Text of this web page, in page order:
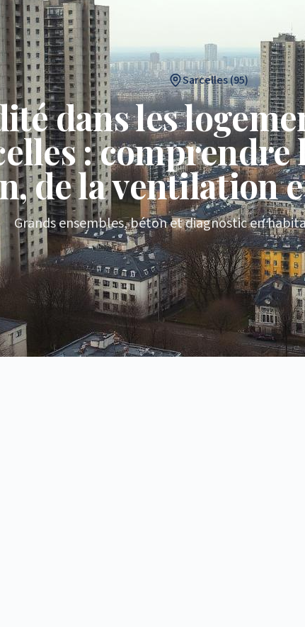
Sarcelles (95)
dans les
: comprendre
de la ventilation
Grands ensembles, béton et diagnostic en